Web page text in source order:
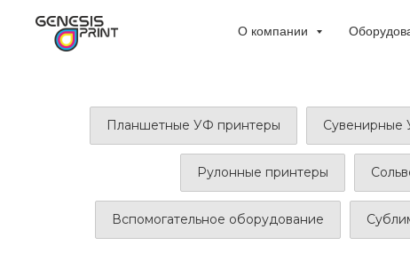
О компании
Планшетные УФ принтеры Сувенирные
Рулонные принтеры
Вспомогательное оборудование